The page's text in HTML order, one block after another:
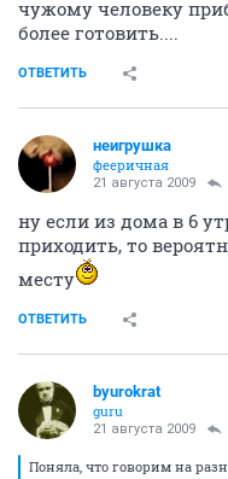
чужому человеку
более готовить....
ОТВЕТИТЬ
неигрушка
фееричная
21 августа 2009
ну если из дома в 6
приходить, то
месту
ОТВЕТИТЬ
byurokrat
guru
21 августа 2009
Поняла, что говорим на